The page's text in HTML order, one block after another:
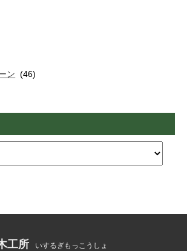
ン (46)
工所
いするぎもっこうしょ